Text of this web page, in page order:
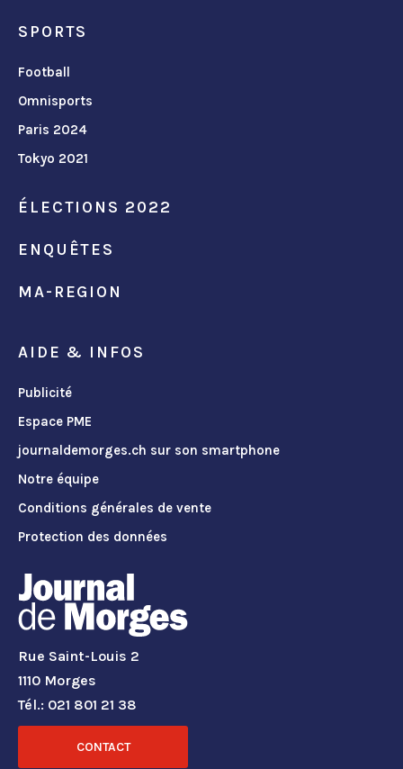
SPORTS
Football
Omnisports
Paris 2024
Tokyo 2021
ÉLECTIONS 2022
ENQUÊTES
MA-REGION
AIDE & INFOS
Publicité
Espace PME
journaldemorges.ch sur son smartphone
Notre équipe
Conditions générales de vente
Protection des données
Rue Saint-Louis 2
1110 Morges
Tél.: 021 801 21 38
CONTACT